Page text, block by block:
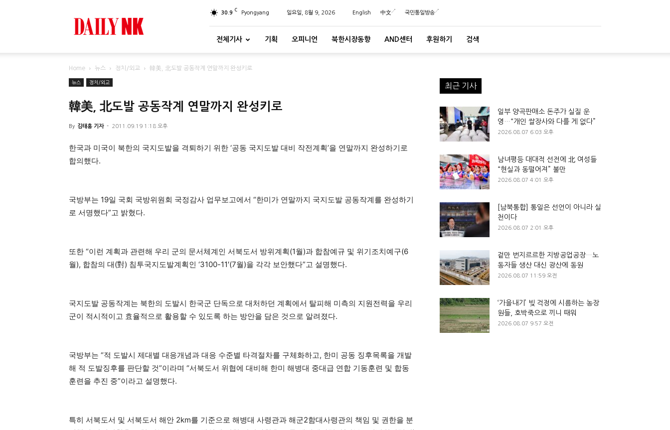
30.9 C Pyongyang 일요일, 8월 9, 2026 English 中文 국민통일방송
전체기사 기획 오피니언 북한시장동향 AND센터 후원하기 검색
Home 뉴스 정치/외교 韓美, 北도발 공동작계 연말까지 완성키로
뉴스 정치/외교
韓美, 北도발 공동작계 연말까지 완성키로
By 김태홍 기자 - 2011.09.19 1:18 오후
한국과 미국이 북한의 국지도발을 격퇴하기 위한 ‘공동 국지도발 대비 작전계획’을 연말까지 완성하기로
합의했다.
국방부는 19일 국회 국방위원회 국정감사 업무보고에서 “한미가 연말까지 국지도발 공동작계를 완성하기
로 서명했다”고 밝혔다.
또한 “이런 계획과 관련해 우리 군의 문서체계인 서북도서 방위계획(1월)과 합참예규 및 위기조치예구(6
월), 합참의 대(對) 침투국지도발계획인 ‘3100-11′(7월)을 각각 보안했다”고 설명했다.
국지도발 공동작계는 북한의 도발시 한국군 단독으로 대처하던 계획에서 탈피해 미측의 지원전력을 우리
군이 적시적이고 효율적으로 활용할 수 있도록 하는 방안을 담은 것으로 알려졌다.
국방부는 “적 도발시 제대별 대응개념과 대응 수준별 타격절차를 구체화하고, 한미 공동 징후목록을 개발
해 적 도발징후를 판단할 것”이라며 “서북도서 위협에 대비해 한미 해병대 중대급 연합 기동훈련 및 합동
훈련을 추진 중”이라고 설명했다.
특히 서북도서 및 서북도서 해안 2km를 기준으로 해병대 사령관과 해군2함대사령관의 책임 및 권한을 분
최근 기사
일부 양곡판매소 돈주가 실질 운
영…“개인 쌀장사와 다를 게 없다”
2026.08.07 6:03 오후
남녀평등 대대적 선전에 北 여성들
“현실과 동떨어져” 불만
2026.08.07 4:01 오후
[남북통합] 통일은 선언이 아니라 실
천이다
2026.08.07 2:01 오후
겉만 번지르르한 지방공업공장…노
동자들 생산 대신 광산에 동원
2026.08.07 11:59 오전
‘가을내기’ 빚 걱정에 시름하는 농장
원들, 호박죽으로 끼니 때워
2026.08.07 9:57 오전